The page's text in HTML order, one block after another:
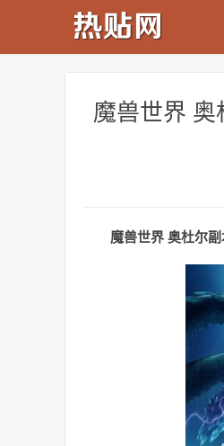
魔兽世界
魔兽世界 奥杜尔